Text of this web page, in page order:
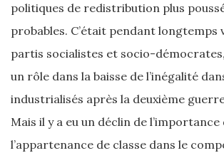
politiques de redistribution plus
probables. C’était pendant longtemps
partis socialistes et socio-
un rôle dans la baisse de l’inégalité
industrialisés après la deuxième
Mais il y a eu un déclin de l’importance
l’appartenance de classe dans le